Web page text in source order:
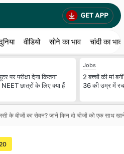
वीडियो सोने का भाव चांदी का भाव
पर परीक्षा देना कितना
छात्रों के लिए क्या हैं
Jobs
2 बच्चों की मां
36 की उम्र में
के बीजों का सेवन? जानें किन दो चीजों को एक साथ खाने